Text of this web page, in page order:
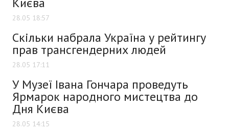
28.05 18:57
Скільки набрала Україна у рейтингу
прав трансгендерних людей
28.05 17:11
У Музеї Івана Гончара проведуть
Ярмарок народного мистецтва до
Дня Києва
28.05 14:15